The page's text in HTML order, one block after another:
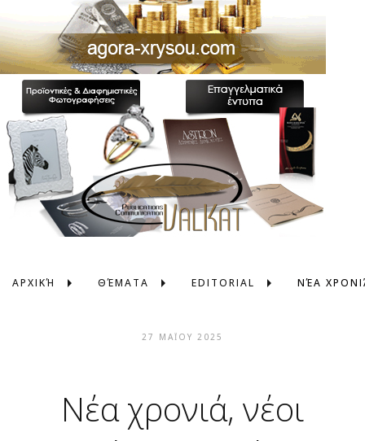
ΑΡΧΙΚΉ ΘΈΜΑΤΑ EDITORIAL ΝΈΑ
27 ΜΑΪ́ΟΥ 2025
Νέα χρονιά, νέοι